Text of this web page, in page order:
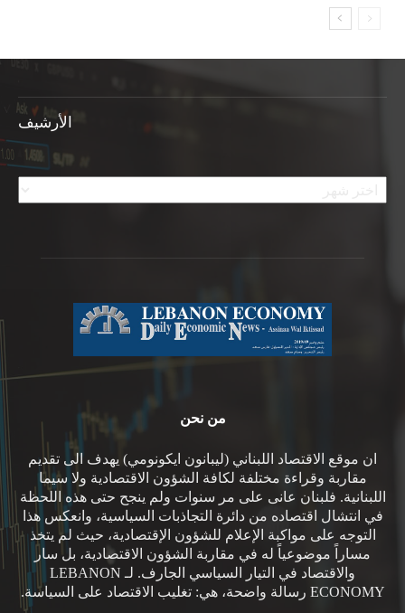
الأرشيف
الأرشيف
من نحن
ان موقع الاقتصاد اللبناني (ليبانون ايكونومي) يهدف الى تقديم
مقاربة وقراءة مختلفة لكافة الشؤون الاقتصادية ولا سيما
اللبنانية. فلبنان عانى على مر سنوات ولم ينجح حتى هذه اللحظة
في انتشال اقتصاده من دائرة التجاذبات السياسية، وانعكس هذا
التوجه على مواكبة الإعلام للشؤون الإقتصادية، حيث لم يتخذ
مساراً موضوعياً له في مقاربة الشؤون الاقتصادية، بل سار
والاقتصاد في التيار السياسي الجارف. لـ LEBANON
ECONOMY رسالة واضحة، هي: تغليب الاقتصاد على السياسة.